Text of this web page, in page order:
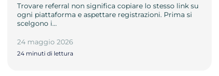
Trovare referral non significa copiare lo stesso link su
ogni piattaforma e aspettare registrazioni. Prima si
scelgono i…
24 maggio 2026
24 minuti di lettura